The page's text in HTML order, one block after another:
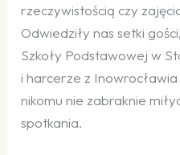
rzeczywistością czy
Odwiedziły nas setki
Szkoły Podstawowej w
i harcerze z Inowrocławia
nikomu nie zabraknie
spotkania.